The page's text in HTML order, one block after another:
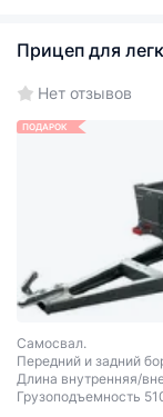
Прицеп для
Нет отзывов
ПОДАРОК
Самосвал.
Передний и задний
Длина внутренняя/
Грузоподъемность